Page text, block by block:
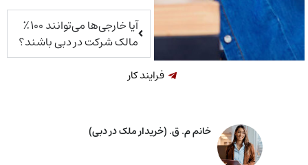
آیا خارجی‌ها می‌توانند ۱۰۰٪
مالک شرکت در دبی باشند؟
خانم م. ق. (خریدار ملک در دبی)